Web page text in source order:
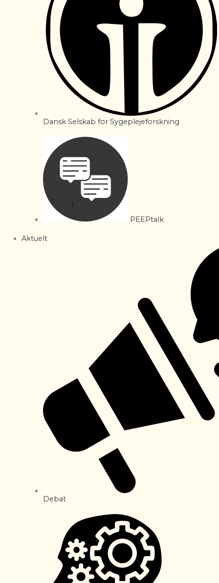
Dansk Selskab for Sygeplejeforskning
PEEPtalk
Aktuelt
Debat